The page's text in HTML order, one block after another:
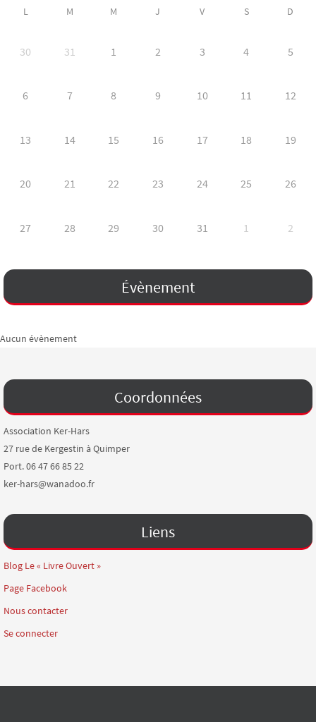
L M M J V S D
30 31 1 2 3 4 5
6 7 8 9 10 11 12
13 14 15 16 17 18 19
20 21 22 23 24 25 26
27 28 29 30 31 1 2
Évènement
Aucun évènement
Coordonnées
Association Ker-Hars
27 rue de Kergestin à Quimper
Port. 06 47 66 85 22
ker-hars@wanadoo.fr
Liens
Blog Le « Livre Ouvert »
Page Facebook
Nous contacter
Se connecter